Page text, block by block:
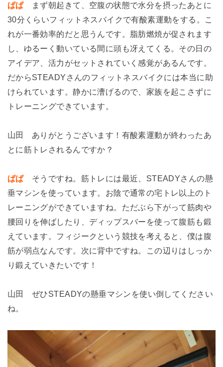
ぱぱ
まず朝起きて、空腹の状態で水分を摂ったあとに
30分くらいフィットネスバイクで有酸素運動をする。こ
れが一番効率的だと思うんです。脂肪燃焼が促されます
し、ゆるーく動いている間に頭も冴えてくる。その日の
アイデア、活力がセットされていく感覚があるんです。
だからSTEADYさんのフィットネスバイクには本当に助
けられています。静かに漕げるので、家族を起こさずに
トレーニングできています。
山田 ありがとうございます！有酸素運動が終わったあ
とに筋トレされるんですか？
ぱぱ そうですね。筋トレには最近、STEADYさんの懸
垂マシンを使っています。お陰で通常の宅トレ以上のト
レーニングができていますね。ただぶら下がって筋肉や
腰回りを伸ばしたり、ディップスバーを使って腹筋も鍛
えています。フィジークという競技を考えると、僕は腹
筋が弱点なんです。次に背中ですね。この辺りはしっか
り鍛えていきたいです！
山田ぜひSTEADYの懸垂マシンを使い倒してください
ね。